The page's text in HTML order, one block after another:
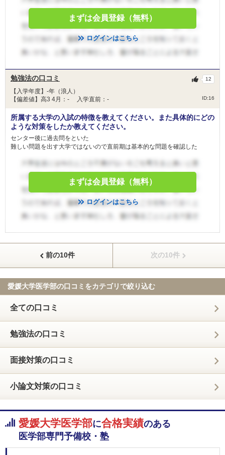
まずは会員登録（無料）
ログインはこちら
勉強法の口コミ
【入学年度】-年（浪人）
【偏差値】高3 4月：- 入学直前：-
ID:16
12
所属する大学の入試の特徴を教えてください。また具体的にどの
ような対策をしたか教えてください。
センター後に過去問をといた
難しい問題を出す大学ではないので直前期は基本的な問題を確認した
まずは会員登録（無料）
ログインはこちら
前の10件 次の10件
愛媛大学医学部の口コミをカテゴリで絞り込む
全ての口コミ
勉強法の口コミ
面接対策の口コミ
小論文対策の口コミ
愛媛大学医学部に合格実績のある
医学部専門予備校・塾